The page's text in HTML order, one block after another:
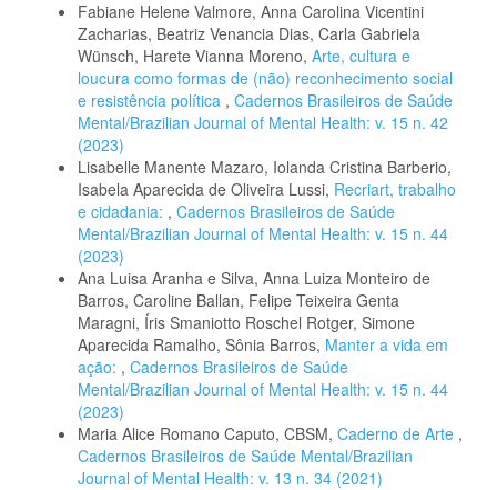
Fabiane Helene Valmore, Anna Carolina Vicentini
Zacharias, Beatriz Venancia Dias, Carla Gabriela
Wünsch, Harete Vianna Moreno, Arte, cultura e
loucura como formas de (não) reconhecimento social
e resistência política , Cadernos Brasileiros de Saúde
Mental/Brazilian Journal of Mental Health: v. 15 n. 42
(2023)
Lisabelle Manente Mazaro, Iolanda Cristina Barberio,
Isabela Aparecida de Oliveira Lussi, Recriart, trabalho
e cidadania: , Cadernos Brasileiros de Saúde
Mental/Brazilian Journal of Mental Health: v. 15 n. 44
(2023)
Ana Luisa Aranha e Silva, Anna Luiza Monteiro de
Barros, Caroline Ballan, Felipe Teixeira Genta
Maragni, Íris Smaniotto Roschel Rotger, Simone
Aparecida Ramalho, Sônia Barros, Manter a vida em
ação: , Cadernos Brasileiros de Saúde
Mental/Brazilian Journal of Mental Health: v. 15 n. 44
(2023)
Maria Alice Romano Caputo, CBSM, Caderno de Arte ,
Cadernos Brasileiros de Saúde Mental/Brazilian
Journal of Mental Health: v. 13 n. 34 (2021)